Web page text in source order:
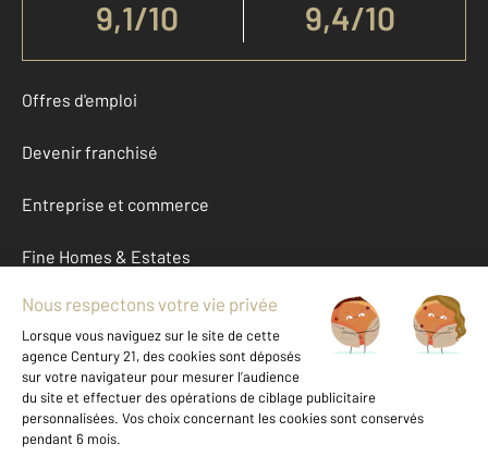
9,1/10 9,4/10
Offres d'emploi
Devenir franchisé
Entreprise et commerce
Fine Homes & Estates
À propos
International
Nous contacter